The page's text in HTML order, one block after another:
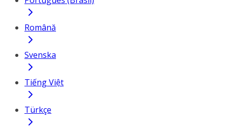
Română
Svenska
Tiếng Việt
Türkçe